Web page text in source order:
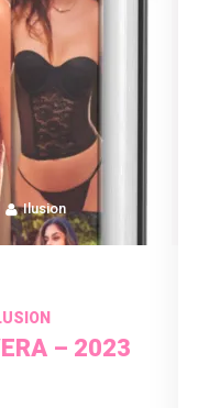
Ilusion
– 2023